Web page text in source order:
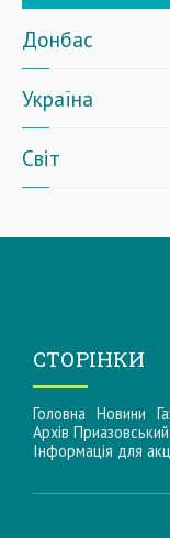
Донбас
Україна
Світ
СТОРІНКИ
Головна Новини
Архів
Інформацiя для